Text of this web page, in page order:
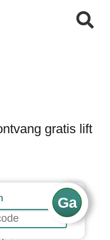
gratis lift